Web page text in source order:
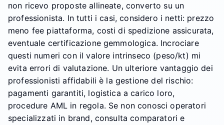
non ricevo proposte allineate, converto su un
professionista. In tutti i casi, considero i netti: prezzo
meno fee piattaforma, costi di spedizione assicurata,
eventuale certificazione gemmologica. Incrociare
questi numeri con il valore intrinseco (peso/kt) mi
evita errori di valutazione. Un ulteriore vantaggio dei
professionisti affidabili è la gestione del rischio:
pagamenti garantiti, logistica a carico loro,
procedure AML in regola. Se non conosci operatori
specializzati in brand, consulta comparatori e